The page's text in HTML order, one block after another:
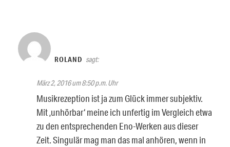
ROLAND sagt:
März 2, 2016 um 8:50 p.m. Uhr
Musikrezeption ist ja zum Glück immer subjektiv.
Mit ‚unhörbar‘ meine ich unfertig im Vergleich etwa
zu den entsprechenden Eno-Werken aus dieser
Zeit. Singulär mag man das mal anhören, wenn in